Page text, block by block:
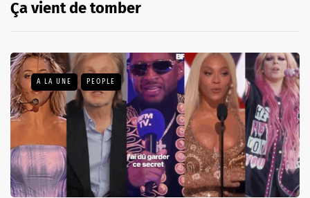
Ça vient de tomber
A LA UNE PEOPLE